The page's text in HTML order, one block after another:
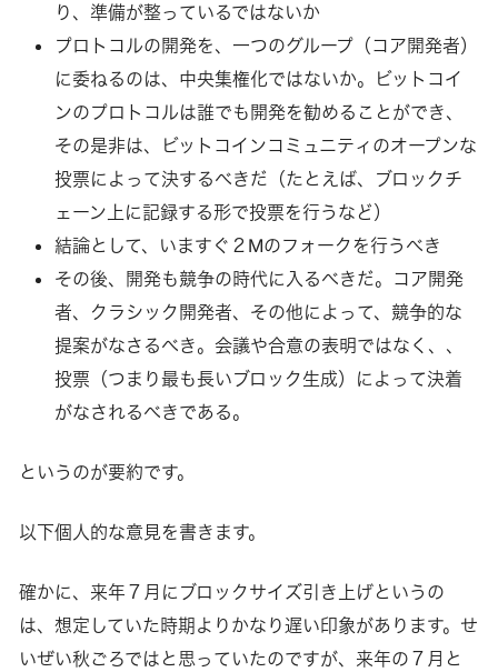
り、準備が整っているではないか
プロトコルの開発を、一つのグループ（コア開発者）
に委ねるのは、中央集権化ではないか。ビットコイ
ンのプロトコルは誰でも開発を勧めることができ、
その是非は、ビットコインコミュニティのオープンな
投票によって決するべきだ（たとえば、ブロックチ
ェーン上に記録する形で投票を行うなど）
結論として、いますぐ２Mのフォークを行うべき
その後、開発も競争の時代に入るべきだ。コア開発
者、クラシック開発者、その他によって、競争的な
提案がなさるべき。会議や合意の表明ではなく、、
投票（つまり最も長いブロック生成）によって決着
がなされるべきである。
というのが要約です。
以下個人的な意見を書きます。
確かに、来年７月にブロックサイズ引き上げというの
は、想定していた時期よりかなり遅い印象があります。せ
いぜい秋ごろではと思っていたのですが、来年の７月と